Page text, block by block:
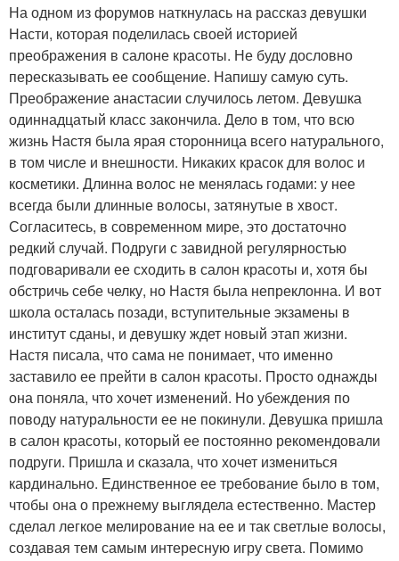
На одном из форумов наткнулась на рассказ девушки
Насти, которая поделилась своей историей
преображения в салоне красоты. Не буду дословно
пересказывать ее сообщение. Напишу самую суть.
Преображение анастасии случилось летом. Девушка
одиннадцатый класс закончила. Дело в том, что всю
жизнь Настя была ярая сторонница всего натурального,
в том числе и внешности. Никаких красок для волос и
косметики. Длинна волос не менялась годами: у нее
всегда были длинные волосы, затянутые в хвост.
Согласитесь, в современном мире, это достаточно
редкий случай. Подруги с завидной регулярностью
подговаривали ее сходить в салон красоты и, хотя бы
обстричь себе челку, но Настя была непреклонна. И вот
школа осталась позади, вступительные экзамены в
институт сданы, и девушку ждет новый этап жизни.
Настя писала, что сама не понимает, что именно
заставило ее прейти в салон красоты. Просто однажды
она поняла, что хочет изменений. Но убеждения по
поводу натуральности ее не покинули. Девушка пришла
в салон красоты, который ее постоянно рекомендовали
подруги. Пришла и сказала, что хочет измениться
кардинально. Единственное ее требование было в том,
чтобы она о прежнему выглядела естественно. Мастер
сделал легкое мелирование на ее и так светлые волосы,
создавая тем самым интересную игру света. Помимо